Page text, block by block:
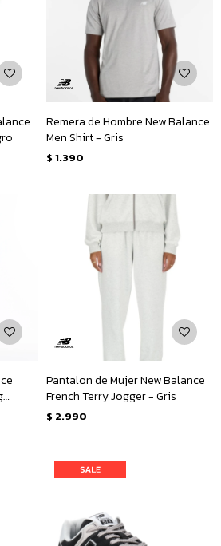
Remera de Hombre New Balance
Men Shirt - Gris
$ 1.390
Pantalon de Mujer New Balance
French Terry Jogger - Gris
$ 2.990